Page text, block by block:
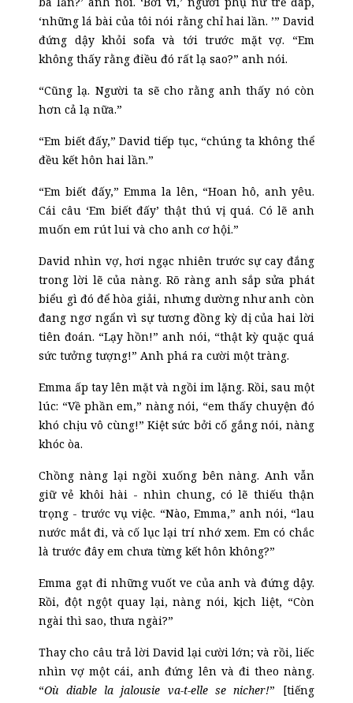
‘những lá bài của tôi nói rằng chỉ hai lần. ’” David
đứng dậy khỏi sofa và tới trước mặt vợ. “Em
không thấy rằng điều đó rất lạ sao?” anh nói.
“Cũng lạ. Người ta sẽ cho rằng anh thấy nó còn
hơn cả lạ nữa.”
“Em biết đấy,” David tiếp tục, “chúng ta không thể
đều kết hôn hai lần.”
“Em biết đấy,” Emma la lên, “Hoan hô, anh yêu.
Cái câu ‘Em biết đấy’ thật thú vị quá. Có lẽ anh
muốn em rút lui và cho anh cơ hội.”
David nhìn vợ, hơi ngạc nhiên trước sự cay đắng
trong lời lẽ của nàng. Rõ ràng anh sắp sửa phát
biểu gì đó để hòa giải, nhưng dường như anh còn
đang ngơ ngẩn vì sự tương đồng kỳ dị của hai lời
tiên đoán. “Lạy hồn!” anh nói, “thật kỳ quặc quá
sức tưởng tượng!” Anh phá ra cười một tràng.
Emma ấp tay lên mặt và ngồi im lặng. Rồi, sau một
lúc: “Về phần em,” nàng nói, “em thấy chuyện đó
khó chịu vô cùng!” Kiệt sức bởi cố gắng nói, nàng
khóc òa.
Chồng nàng lại ngồi xuống bên nàng. Anh vẫn
giữ vẻ khôi hài - nhìn chung, có lẽ thiếu thận
trọng - trước vụ việc. “Nào, Emma,” anh nói, “lau
nước mắt đi, và cố lục lại trí nhớ xem. Em có chắc
là trước đây em chưa từng kết hôn không?”
Emma gạt đi những vuốt ve của anh và đứng dậy.
Rồi, đột ngột quay lại, nàng nói, kịch liệt, “Còn
ngài thì sao, thưa ngài?”
Thay cho câu trả lời David lại cười lớn; và rồi, liếc
nhìn vợ một cái, anh đứng lên và đi theo nàng.
“Où diable la jalousie va-t-elle se nicher!”
[tiếng